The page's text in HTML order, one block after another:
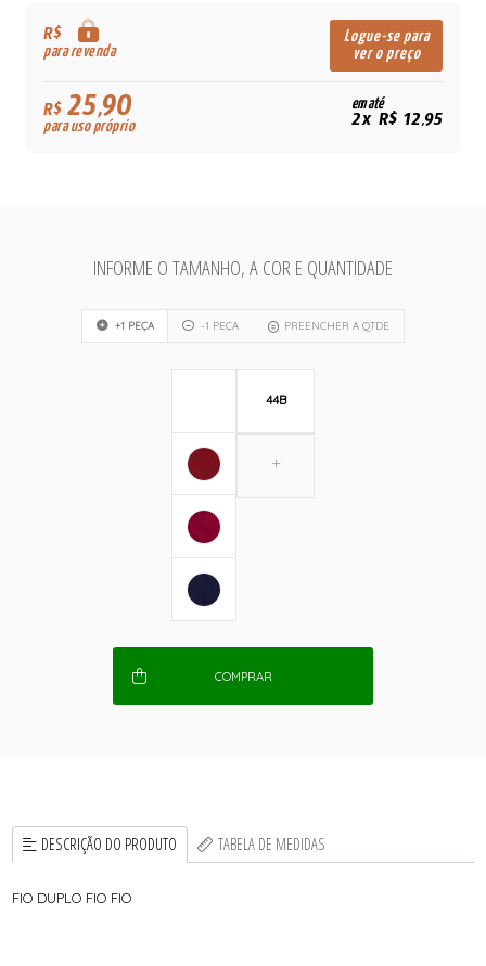
R$
para revenda
Logue-se para
ver o preço
R$25,90
para uso próprio
em até
2x R$ 12,95
INFORME O TAMANHO, A COR E QUANTIDADE
+1 PEÇA -1 PEÇA PREENCHER A QTDE
44B
COMPRAR
DESCRIÇÃO DO PRODUTO TABELA DE MEDIDAS
FIO DUPLO FIO FIO